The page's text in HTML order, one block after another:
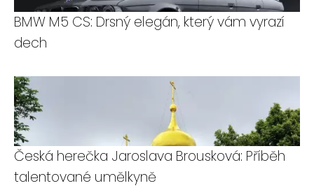
BMW M5 CS: Drsný elegán, který vám vyrazí
dech
Česká herečka Jaroslava Brousková: Příběh
talentované umělkyně